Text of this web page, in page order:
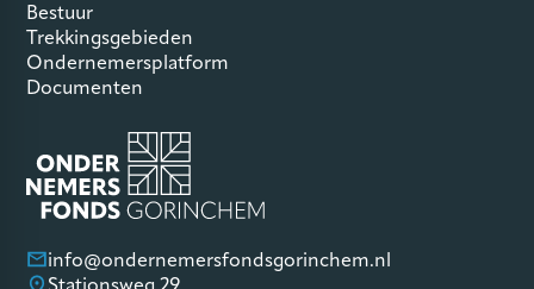
Bestuur
Trekkingsgebieden
Ondernemersplatform
Documenten
info@ondernemersfondsgorinchem.nl